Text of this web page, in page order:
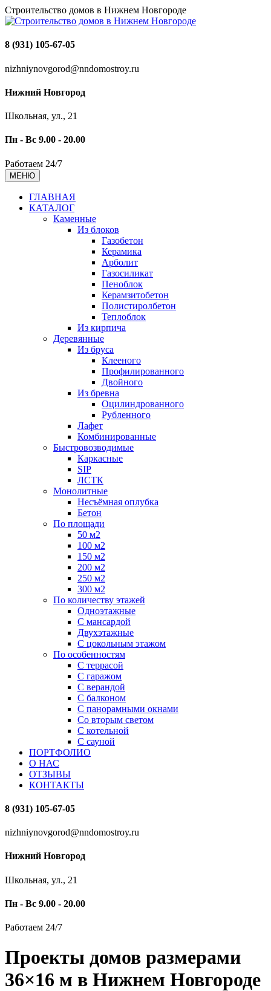
Строительство домов в Нижнем Новгороде
8 (931) 105-67-05
nizhniynovgorod@nndomostroy.ru
Нижний Новгород
Школьная, ул., 21
Пн - Вс 9.00 - 20.00
Работаем 24/7
МЕНЮ
ГЛАВНАЯ
КАТАЛОГ
Каменные
Из блоков
Газобетон
Керамика
Арболит
Газосиликат
Пеноблок
Керамзитобетон
Полистиролбетон
Теплоблок
Из кирпича
Деревянные
Из бруса
Клееного
Профилированного
Двойного
Из бревна
Оцилиндрованного
Рубленного
Лафет
Комбинированные
Быстровозводимые
Каркасные
SIP
ЛСТК
Монолитные
Несъёмная оплубка
Бетон
По площади
50 м2
100 м2
150 м2
200 м2
250 м2
300 м2
По количеству этажей
Одноэтажные
С мансардой
Двухэтажные
С цокольным этажом
По особенностям
С террасой
С гаражом
С верандой
С балконом
С панорамными окнами
Со вторым светом
С котельной
С сауной
ПОРТФОЛИО
О НАС
ОТЗЫВЫ
КОНТАКТЫ
8 (931) 105-67-05
nizhniynovgorod@nndomostroy.ru
Нижний Новгород
Школьная, ул., 21
Пн - Вс 9.00 - 20.00
Работаем 24/7
Проекты домов размерами
36×16 м в Нижнем Новгороде